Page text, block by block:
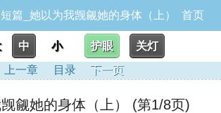
篇_她以为我觊觎她的身体（上） 首页
中 小 护眼
关灯
上一章
目录 下一页
她的身体（上） (第1/8页)